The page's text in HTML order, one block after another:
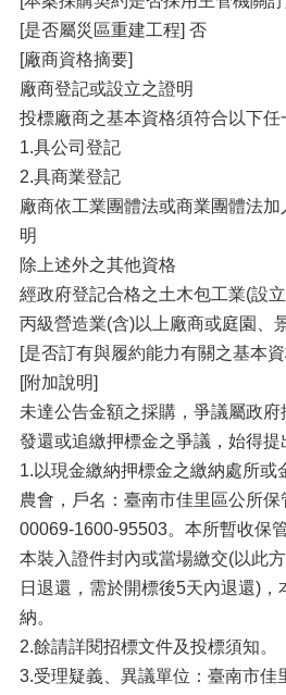
[是否屬災區重建工程] 否
[廠商資格摘要]
廠商登記或設立之證明
投標廠商之基本資格須符合以下任
1.具公司登記
2.具商業登記
廠商依工業團體法或商業團體法
明
除上述外之其他資格
經政府登記合格之土木包工業(設
丙級營造業(含)以上廠商或庭園、
[是否訂有與履約能力有關之基本
[附加說明]
未達公告金額之採購，爭議屬政
發還或追繳押標金之爭議，始得提
1.以現金繳納押標金之繳納處所或
農會，戶名：臺南市佳里區公所保
00069-1600-95503。本所暫收保
本裝入證件封內或當場繳交(以此
日退還，需於開標後5天內退還)
納。
2.餘請詳閱招標文件及投標須知。
3.受理疑義、異議單位：臺南市佳